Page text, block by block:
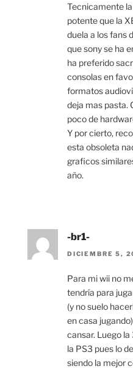
Tecnicamente
potente que la
duela a los fans
que sony se ha
ha preferido
consolas en
formatos
deja mas pasta.
poco de
Y por cierto,
esta obsoleta
graficos
año.
-br1-
DICIEMBRE 5,
Para mi wii no
tendría para
(y no suelo
en casa
cansar. Luego
la PS3 pues lo
siendo la mejor